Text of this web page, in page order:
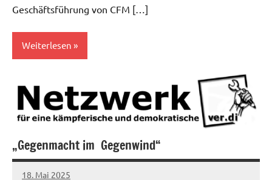
Verkehrsbetriebe
Geschäftsführung von CFM […]
Weiterlesen
Öffentlicher
Dienst
„Gegenmacht im Gegenwind“
18. Mai 2025